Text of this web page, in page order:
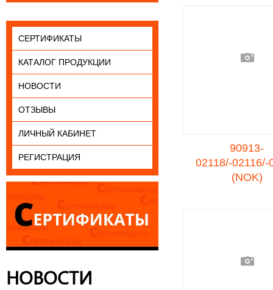
СЕРТИФИКАТЫ
КАТАЛОГ ПРОДУКЦИИ
НОВОСТИ
ОТЗЫВЫ
ЛИЧНЫЙ КАБИНЕТ
РЕГИСТРАЦИЯ
НОВОСТИ
90913-
02118/-02116/-
(NOK)